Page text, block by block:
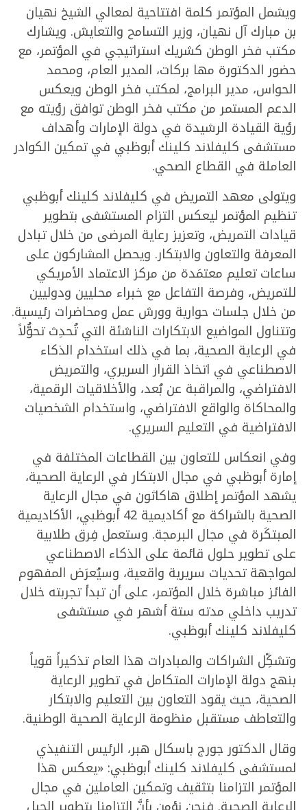
ويشمل المؤتمر كلمة افتتاحية لمعالي الشيخ نهيان
بن مبارك آل نهيان، وزير التسامح والتعايش. ويشارك
مكتب فخر الوطن كشريك استراتيجي في المؤتمر، مع
حضور الدكتورة مها بركات، المدير العام، ومحمد
الحواس، مدير البرامج، لمكتب فخر الوطن ويعكس
الدعم المستمر من مكتب فخر الوطن توافق رؤيته مع
رؤية القيادة الرشيدة في دولة الإمارات وأهداف
مستشفى كليفلاند كلينك أبوظبي في تمكين الكوادر
العاملة في القطاع الصحي.
ويتولى معهد التمريض في كليفلاند كلينك أبوظبي
تنظيم المؤتمر ليعكس التزام المستشفى بتطوير
قيادات التمريض، وتعزيز رعاية المرضى من خلال تبادل
المعرفة والتعاون والابتكار. ويحصل المشاركون على
ساعات تعليم معتمَدة من مركز الاعتماد الأمريكي
للتمريض، وفرصة التفاعل مع خبراء محليين ودوليين
من خلال جلسات حوارية وورش عمل ومحاضرات رئيسية.
وتتناول المواضيع الابتكارات الناشئة التي تُحدِث تحوُّلاً
في الرعاية الصحية، بما في ذلك استخدام الذكاء
الاصطناعي في اتخاذ القرار السريري، والتمريض
الافتراضي، والمراقبة عن بُعد، والأخلاقيات الرقمية،
والمحاكاة والواقع الافتراضي، واستخدام الشخصيات
الافتراضية في التعليم السريري.
وفي انعكاس للتعاون بين القطاعات المختلفة في
إمارة أبوظبي في مجال الابتكار في الرعاية الصحية،
يشهد المؤتمر إطلاق هاكاثون في مجال الرعاية
الصحية بالشراكة مع أكاديمية 42 أبوظبي، الأكاديمية
المبتكَرة في مجال البرمجة. وستعمل فِرق طلابية
على تطوير حلول قائمة على الذكاء الاصطناعي
لمواجهة تحديات سريرية واقعية، وسيُعرَض المفهوم
الفائز مباشرة خلال المؤتمر، على أن تبدأ تجربته خلال
تدريب داخلي مدته ستة أشهر في مستشفى
كليفلاند كلينك أبوظبي.
وتشكِّل الشراكات والمبادرات هذا العام تذكيراً قوياً
بنهج دولة الإمارات المتكامل في تطوير الرعاية
الصحية، حيث يقود التعاون بين التعليم والابتكار
والتعاطف مستقبل منظومة الرعاية الصحية الوطنية.
وقال الدكتور جورج باسكال هبر، الرئيس التنفيذي
لمستشفى كليفلاند كلينك أبوظبي: «يعكس هذا
المؤتمر التزامنا بتثقيف وتمكين العاملين في مجال